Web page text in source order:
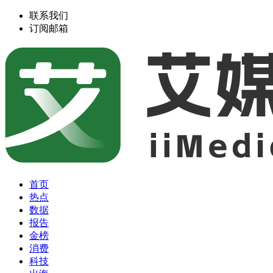
联系我们
订阅邮箱
首页
热点
数据
报告
金榜
消费
科技